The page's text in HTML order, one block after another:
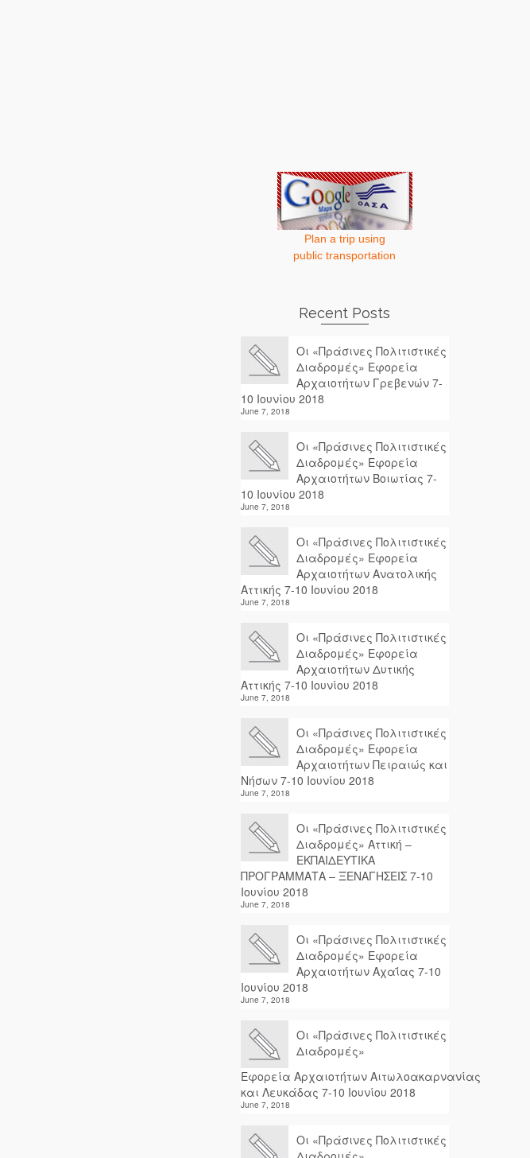
Plan a trip using
public transportation
Recent Posts
Οι «Πράσινες Πολιτιστικές
Διαδρομές» Εφορεία
Αρχαιοτήτων Γρεβενών 7-
10 Ιουνίου 2018
June 7, 2018
Οι «Πράσινες Πολιτιστικές
Διαδρομές» Εφορεία
Αρχαιοτήτων Βοιωτίας 7-
10 Ιουνίου 2018
June 7, 2018
Οι «Πράσινες Πολιτιστικές
Διαδρομές» Εφορεία
Αρχαιοτήτων Ανατολικής
Αττικής 7-10 Ιουνίου 2018
June 7, 2018
Οι «Πράσινες Πολιτιστικές
Διαδρομές» Εφορεία
Αρχαιοτήτων Δυτικής
Αττικής 7-10 Ιουνίου 2018
June 7, 2018
Οι «Πράσινες Πολιτιστικές
Διαδρομές» Εφορεία
Αρχαιοτήτων Πειραιώς και
Νήσων 7-10 Ιουνίου 2018
June 7, 2018
Οι «Πράσινες Πολιτιστικές
Διαδρομές» Αττική –
ΕΚΠΑΙΔΕΥΤΙΚΑ
ΠΡΟΓΡΑΜΜΑΤΑ – ΞΕΝΑΓΗΣΕΙΣ 7-10
Ιουνίου 2018
June 7, 2018
Οι «Πράσινες Πολιτιστικές
Διαδρομές» Εφορεία
Αρχαιοτήτων Αχαΐας 7-10
Ιουνίου 2018
June 7, 2018
Οι «Πράσινες Πολιτιστικές
Διαδρομές»
Εφορεία Αρχαιοτήτων Αιτωλοακαρνανίας
και Λευκάδας 7-10 Ιουνίου 2018
June 7, 2018
Οι «Πράσινες Πολιτιστικές